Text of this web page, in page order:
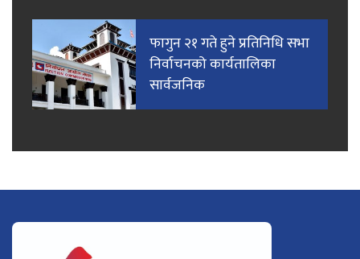
फागुन २१ गते हुने प्रतिनिधि सभा
निर्वाचनको कार्यतालिका
सार्वजनिक